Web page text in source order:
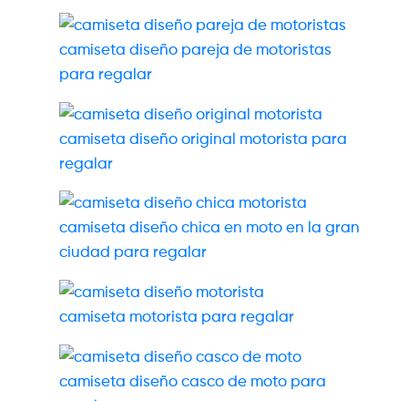
camiseta diseño pareja de motoristas
para regalar
camiseta diseño original motorista para
regalar
camiseta diseño chica en moto en la gran
ciudad para regalar
camiseta motorista para regalar
camiseta diseño casco de moto para